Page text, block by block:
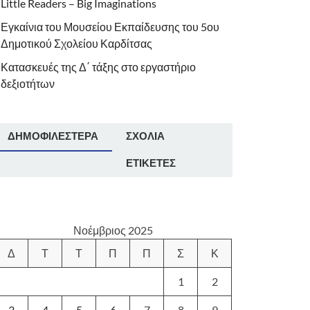
Little Readers – Big Imaginations
Εγκαίνια του Μουσείου Εκπαίδευσης του 5ου
Δημοτικού Σχολείου Καρδίτσας
Κατασκευές της Δ΄ τάξης στο εργαστήριο
δεξιοτήτων
ΔΗΜΟΦΙΛΈΣΤΕΡΑ ΣΧΌΛΙΑ
ΕΤΙΚΈΤΕΣ
Νοέμβριος 2025
Δ
Τ Τ Π Π Σ Κ
1 2